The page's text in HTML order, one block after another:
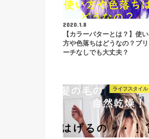
2020.1.8
【カラーバターとは？】使い
方や色落ちはどうなの？ブリ
ーチなしでも大丈夫？
ライフスタイル